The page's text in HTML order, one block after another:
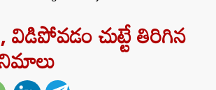
విడిపోవడం చుట్టే తిరిగిన